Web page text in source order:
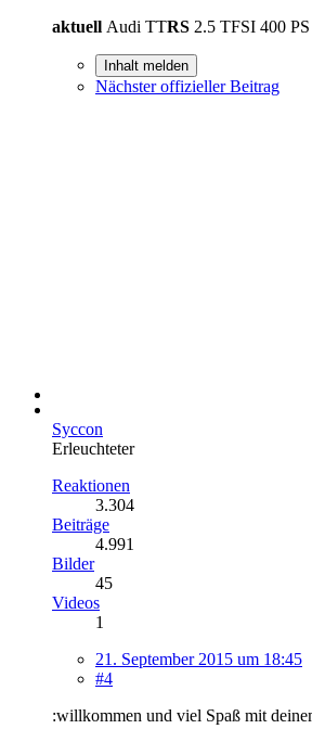
aktuell Audi TTRS 2.5 TFSI 400 PS
Inhalt melden
Nächster offizieller Beitrag
Syccon
Erleuchteter
Reaktionen
3.304
Beiträge
4.991
Bilder
45
Videos
1
21. September 2015 um 18:45
#4
:willkommen und viel Spaß mit